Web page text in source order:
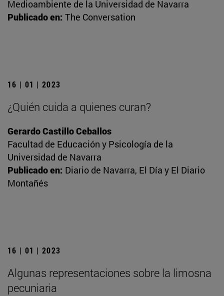
Medioambiente de la Universidad de Navarra
Publicado en: The Conversation
16 | 01 | 2023
¿Quién cuida a quienes curan?
Gerardo Castillo Ceballos
Facultad de Educación y Psicología de la
Universidad de Navarra
Publicado en: Diario de Navarra, El Día y El Diario
Montañés
16 | 01 | 2023
Algunas representaciones sobre la limosna
pecuniaria